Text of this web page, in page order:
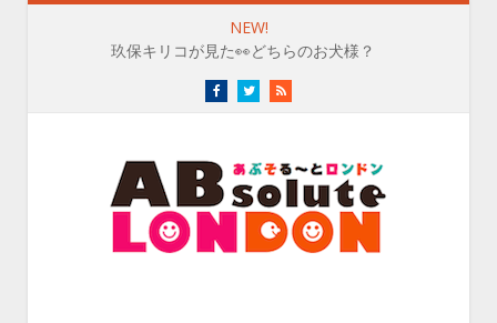
NEW!
玖保キリコが見た👀どちらのお犬様？
FacebookTwitterRSS